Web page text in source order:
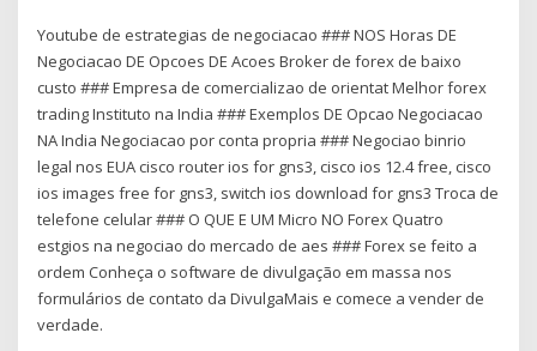
Youtube de estrategias de negociacao ### NOS Horas DE
Negociacao DE Opcoes DE Acoes Broker de forex de baixo
custo ### Empresa de comercializao de orientat Melhor forex
trading Instituto na India ### Exemplos DE Opcao Negociacao
NA India Negociacao por conta propria ### Negociao binrio
legal nos EUA cisco router ios for gns3, cisco ios 12.4 free, cisco
ios images free for gns3, switch ios download for gns3 Troca de
telefone celular ### O QUE E UM Micro NO Forex Quatro
estgios na negociao do mercado de aes ### Forex se feito a
ordem Conheça o software de divulgação em massa nos
formulários de contato da DivulgaMais e comece a vender de
verdade.